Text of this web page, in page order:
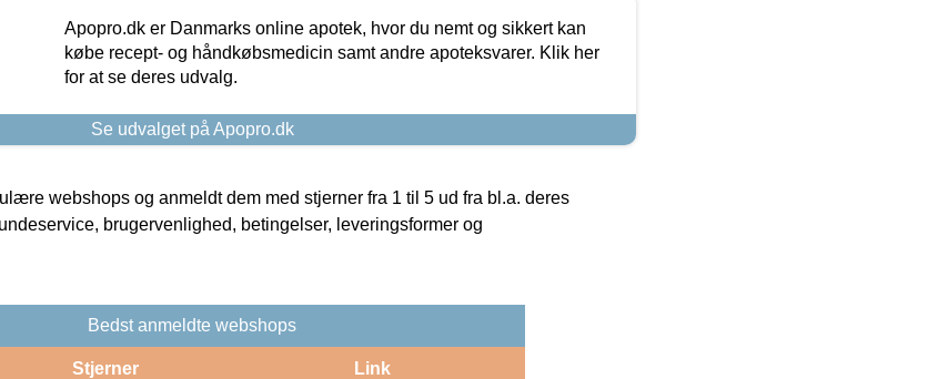
Apopro.dk er Danmarks online apotek, hvor du nemt og sikkert kan
købe recept- og håndkøbsmedicin samt andre apoteksvarer. Klik her
for at se deres udvalg.
Se udvalget på Apopro.dk
webshops og anmeldt dem med stjerner fra 1 til 5 ud fra bl.a. deres
brugervenlighed, betingelser, leveringsformer og
Bedst anmeldte webshops
Stjerner Link